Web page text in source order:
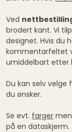
Ved
brodert kant. Vi
designet. Hvis du
kommentarfeltet
umiddelbart etter
Du kan selv velge
du ønsker.
Se evt. farger
på en dataskjerm.